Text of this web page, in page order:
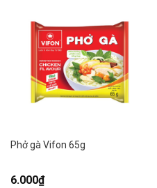
Phở gà Vifon 65g
6.000₫